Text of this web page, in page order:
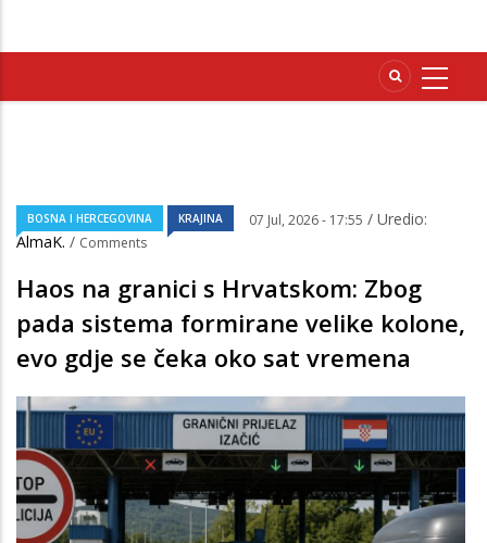
BOSNA I HERCEGOVINA KRAJINA 07 Jul, 2026 - 17:55 / Uredio:
AlmaK. / Comments
Haos na granici s Hrvatskom: Zbog
pada sistema formirane velike kolone,
evo gdje se čeka oko sat vremena